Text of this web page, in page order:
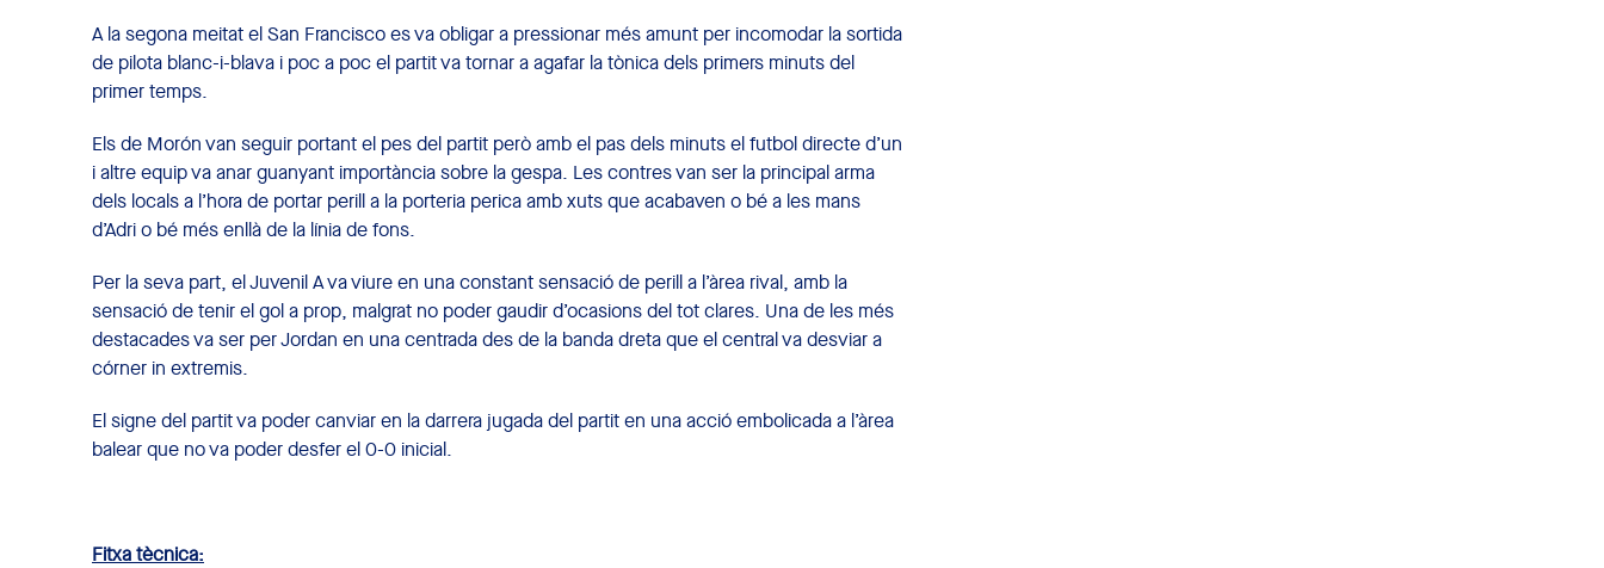
A la segona meitat el San Francisco es va obligar a pressionar més amunt per incomodar la sortida
de pilota blanc-i-blava i poc a poc el partit va tornar a agafar la tònica dels primers minuts del
primer temps.
Els de Morón van seguir portant el pes del partit però amb el pas dels minuts el futbol directe d’un
i altre equip va anar guanyant importància sobre la gespa. Les contres van ser la principal arma
dels locals a l’hora de portar perill a la porteria perica amb xuts que acabaven o bé a les mans
d’Adri o bé més enllà de la línia de fons.
Per la seva part, el Juvenil A va viure en una constant sensació de perill a l’àrea rival, amb la
sensació de tenir el gol a prop, malgrat no poder gaudir d’ocasions del tot clares. Una de les més
destacades va ser per Jordan en una centrada des de la banda dreta que el central va desviar a
córner in extremis.
El signe del partit va poder canviar en la darrera jugada del partit en una acció embolicada a l’àrea
balear que no va poder desfer el 0-0 inicial.
Fitxa tècnica: